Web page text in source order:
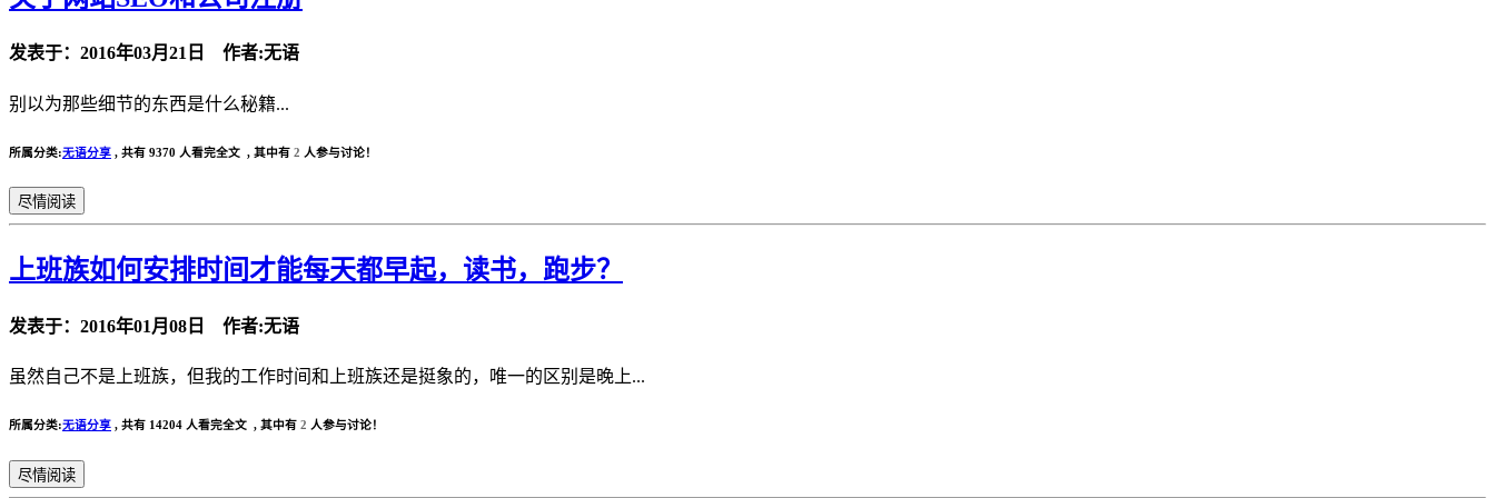
发表于：2016年03月21日 作者:无语
别以为那些细节的东西是什么秘籍...
所属分类:无语分享 , 共有 9370 人看完全文 , 其中有 2 人参与讨论！
尽情阅读
上班族如何安排时间才能每天都早起，读书，跑步？
发表于：2016年01月08日 作者:无语
虽然自己不是上班族，但我的工作时间和上班族还是挺象的，唯一的区别是晚上...
所属分类:无语分享 , 共有 14204 人看完全文 , 其中有 2 人参与讨论！
尽情阅读